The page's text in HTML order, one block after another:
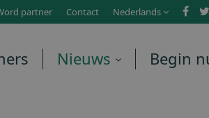
Nederlands
partner Contact
Nieuws Begin